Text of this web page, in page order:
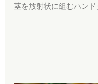
茎を放射状に組むハン